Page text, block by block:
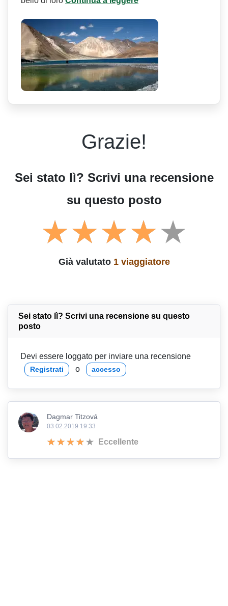
Grazie!
Sei stato lì? Scrivi una recensione
su questo posto
Già valutato 1 viaggiatore
Sei stato lì? Scrivi una recensione su questo
posto
Devi essere loggato per inviare una recensione
Registrati o accesso
Dagmar Titzová
03.02.2019 19:33
Eccellente